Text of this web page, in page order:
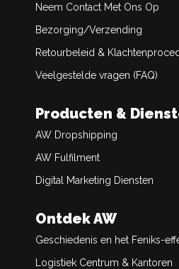
Neem Contact Met Ons Op
Bezorging/Verzending
Retourbeleid &
Veelgestelde vragen (FAQ)
Producten &
AW Dropshipping
AW Fulfilment
Digital Marketing Diensten
Ontdek AW
Geschiedenis en het Feniks-
Logistiek Centrum & Kantoren